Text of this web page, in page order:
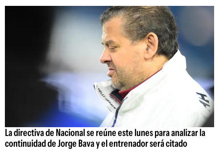
La directiva de Nacional se reúne este lunes para analizar la
continuidad de Jorge Bava y el entrenador será citado